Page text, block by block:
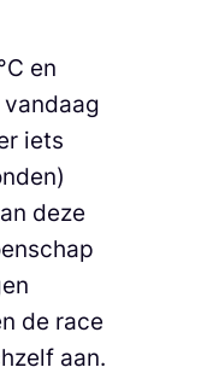
en
iets
deze
de race
aan.